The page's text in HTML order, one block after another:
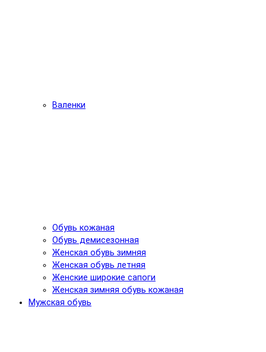
Валенки
Обувь кожаная
Обувь демисезонная
Женская обувь зимняя
Женская обувь летняя
Женские широкие сапоги
Женская зимняя обувь кожаная
Мужская обувь